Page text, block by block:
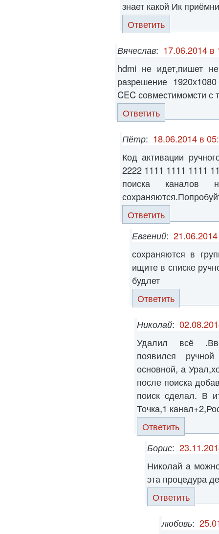
знает какой Ик
Ответить
Вячеслав: 17.06.2014 в
hdmi не идет,пишет
разрешение
CEC совместимомсти с
Ответить
Пётр: 18.06.2014 в
Код активации
2222 1111 1111 1111
поиска
Ответить
Евгений:
сохраняются в
ищите в списке
будлет
Ответить
Николай:
Удалил всё
появился
основной, а
после поиска
поиск сделал. В
Точка,1
Ответить
Борис:
Николай а
эта процедура
Ответить
любовь: